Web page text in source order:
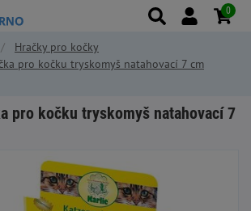
Hračky pro kočky
pro kočku tryskomyš natahovací 7 cm
pro kočku tryskomyš natahovací 7
0